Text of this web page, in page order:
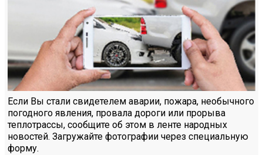
Если Вы стали свидетелем аварии, пожара, необычного
погодного явления, провала дороги или прорыва
теплотрассы, сообщите об этом в ленте народных
новостей. Загружайте фотографии через специальную
форму.